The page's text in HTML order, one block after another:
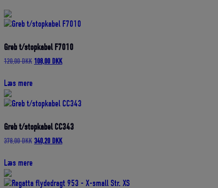
Greb t/stopkabel F7010
120,00DKK Den
108,00 DKKDen
Læs mere
Greb t/stopkabel CC343
378,00DKK Den
340,20 DKKDen
Læs mere